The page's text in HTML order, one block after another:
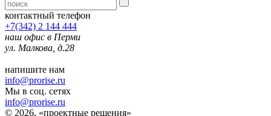
контактный телефон
+7(342) 2 144 444
наш офис в Перми
ул. Малкова, д.28
напишите нам
info@prorise.ru
Мы в соц. сетях
info@prorise.ru
© 2026, «проектные решения»